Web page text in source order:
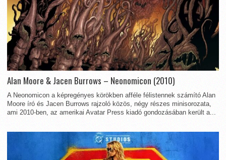
Alan Moore & Jacen Burrows – Neonomicon (2010)
A Neonomicon a képregényes körökben afféle félistennek számító Alan
Moore író és Jacen Burrows rajzoló közös, négy részes minisorozata,
ami 2010-ben, az amerikai Avatar Press kiadó gondozásában került a...